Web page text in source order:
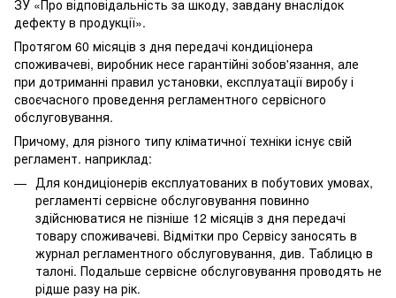
ЗУ «Про відповідальність за шкоду, завдану внаслідок
дефекту в продукції».
Протягом 60 місяців з дня передачі кондиціонера
споживачеві, виробник несе гарантійні зобов'язання, але
при дотриманні правил установки, експлуатації виробу і
своєчасного проведення регламентного сервісного
обслуговування.
Причому, для різного типу кліматичної техніки існує свій
регламент. наприклад:
Для кондиціонерів експлуатованих в побутових умовах,
регламенті сервісне обслуговування повинно
здійснюватися не пізніше 12 місяців з дня передачі
товару споживачеві. Відмітки про Сервісу заносять в
журнал регламентного обслуговування, див. Таблицю в
талоні. Подальше сервісне обслуговування проводять не
рідше разу на рік.